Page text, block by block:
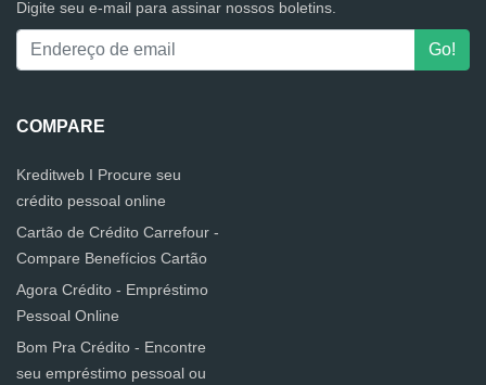
Digite seu e-mail para assinar nossos boletins.
COMPARE
Kreditweb I Procure seu
crédito pessoal online
Cartão de Crédito Carrefour -
Compare Benefícios Cartão
Agora Crédito - Empréstimo
Pessoal Online
Bom Pra Crédito - Encontre
seu empréstimo pessoal ou